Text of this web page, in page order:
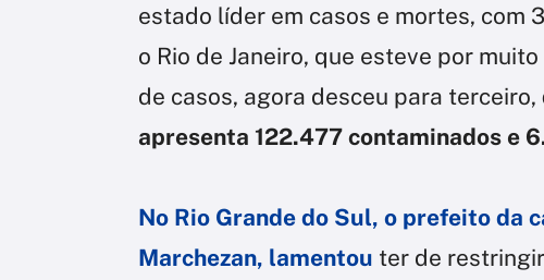
estado líder em casos e mortes, com
o Rio de Janeiro, que esteve por
de casos, agora desceu para terceiro,
apresenta 122.477 contaminados e
No Rio Grande do Sul, o prefeito da
Marchezan, lamentou ter de